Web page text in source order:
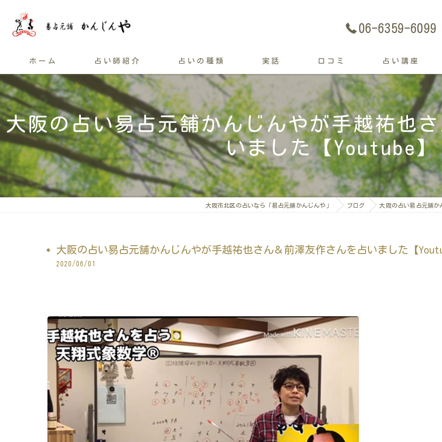
06-6359-6099
ホーム 占い師紹介 占いの種類 実話 口コミ 占い講座
大阪の占い易占元舗かんじんやが手越祐也
いました【Youtube】
大阪市北区の占いなら「易占元舖かんじんや」 ブログ 大阪の占い易占元舗か
大阪の占い易占元舗かんじんやが手越祐也さん＆前澤友作さんを占いました【
2020/06/01